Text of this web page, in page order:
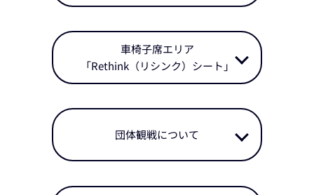
車椅子席エリア
「Rethink（リシンク）シート」
団体観戦について